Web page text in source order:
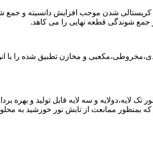
کریستالی شدن موجب افزایش دانسیته و
جمع شوندگی قطعه نهایی را می کاهد.
و مخازن تطبیق شده را با
تک لایه،دولایه و سه لایه قابل تولید و
بمنظور ممانعت از تابش نور خورشید به